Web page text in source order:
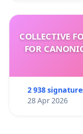
COLLECTIVE
FOR
2 938
28 Apr 2026